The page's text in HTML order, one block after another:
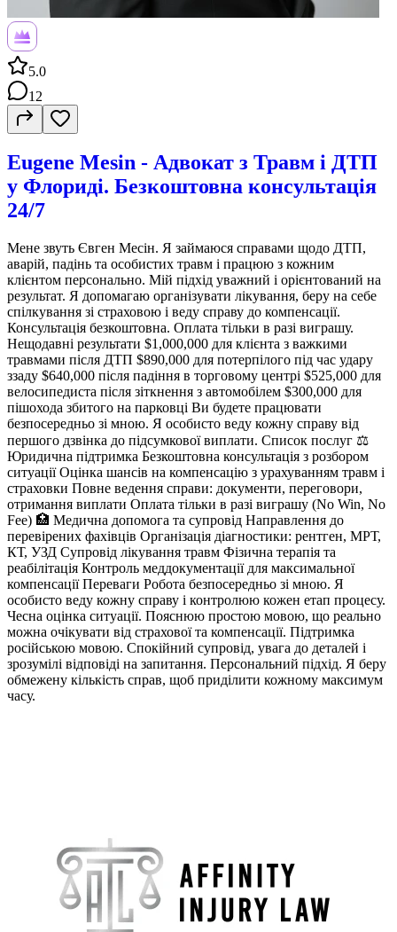
5.0
12
Eugene Mesin - Адвокат з Травм і ДТП
у Флориді. Безкоштовна консультація
24/7
Мене звуть Євген Месін. Я займаюся справами щодо ДТП,
аварій, падінь та особистих травм і працюю з кожним
клієнтом персонально. Мій підхід уважний і орієнтований на
результат. Я допомагаю організувати лікування, беру на себе
спілкування зі страховою і веду справу до компенсації.
Консультація безкоштовна. Оплата тільки в разі виграшу.
Нещодавні результати $1,000,000 для клієнта з важкими
травмами після ДТП $890,000 для потерпілого під час удару
ззаду $640,000 після падіння в торговому центрі $525,000 для
велосипедиста після зіткнення з автомобілем $300,000 для
пішохода збитого на парковці Ви будете працювати
безпосередньо зі мною. Я особисто веду кожну справу від
першого дзвінка до підсумкової виплати. Список послуг ⚖️
Юридична підтримка Безкоштовна консультація з розбором
ситуації Оцінка шансів на компенсацію з урахуванням травм і
страховки Повне ведення справи: документи, переговори,
отримання виплати Оплата тільки в разі виграшу (No Win, No
Fee) 🏥 Медична допомога та супровід Направлення до
перевірених фахівців Організація діагностики: рентген, МРТ,
КТ, УЗД Супровід лікування травм Фізична терапія та
реабілітація Контроль меддокументації для максимальної
компенсації Переваги Робота безпосередньо зі мною. Я
особисто веду кожну справу і контролюю кожен етап процесу.
Чесна оцінка ситуації. Пояснюю простою мовою, що реально
можна очікувати від страхової та компенсації. Підтримка
російською мовою. Спокійний супровід, увага до деталей і
зрозумілі відповіді на запитання. Персональний підхід. Я беру
обмежену кількість справ, щоб приділити кожному максимум
часу.